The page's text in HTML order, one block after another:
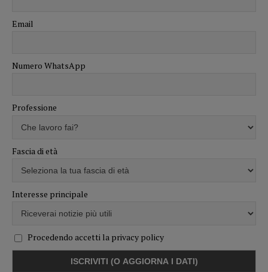
Email
Numero WhatsApp
Professione
Fascia di età
Interesse principale
Procedendo accetti la privacy policy